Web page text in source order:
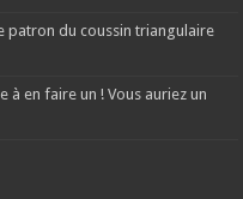
patron du coussin triangulaire
à en faire un ! Vous auriez un